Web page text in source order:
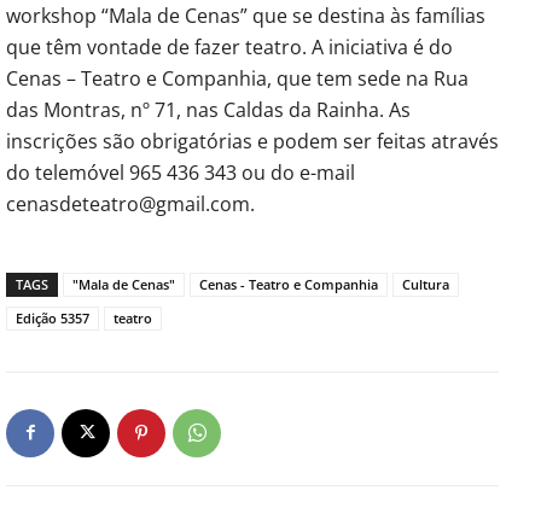
workshop “Mala de Cenas” que se destina às famílias
que têm vontade de fazer teatro. A iniciativa é do
Cenas – Teatro e Companhia, que tem sede na Rua
das Montras, nº 71, nas Caldas da Rainha. As
inscrições são obrigatórias e podem ser feitas através
do telemóvel 965 436 343 ou do e-mail
cenasdeteatro@gmail.com.
TAGS "Mala de Cenas" Cenas - Teatro e Companhia
Cultura
Edição 5357
teatro